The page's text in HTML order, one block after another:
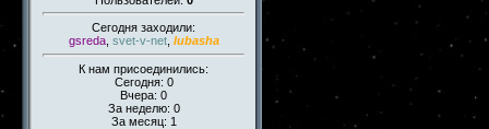
Сегодня заходили:
gsreda, svet-v-net, lubasha
К нам присоединились:
Сегодня: 0
Вчера: 0
За неделю: 0
За месяц: 1